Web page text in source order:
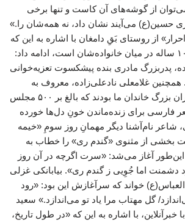
از گوشه‌های آن کاست و تنها برخی
حسین(ع) می‌آیند نشان داد، نه همه‌شان را.»
از روستای بَقِ دامغان با اشاره به این که
تعزیه‌خوانی هنری ۱۰۰ ساله در میان خانواده‌شان است، ادامه داد:
پدربزرگ مادری بنده پیشکسوت تعزیه‌خوانی
غلامعلی نادعلی‌زاده، معروف به
ملک‌الشعرای تعزیه ایران بزرگ خاندان ما بودند که بالغ بر ۵۰۰ مجلس
فارسی برای زنده‌ماندن خونِ دل‌ها خورده
شاعر نام‌آشنا دیگر مهمانِ روز سومِ «خیمه
بخشی از مثنوی «گندم ری» را خطاب به
آغاز می‌شد: «سرت اگرچه در آن روز
اما جُوِیی ز گندم ری». بیابانکی غزلی
خواند که سرآغازش این بود: «رود
گل مهتاب مرا یاد تو می‌اندازد.» سعید
خبرآنلاین، با اشاره به این که «در طول تاریخ،